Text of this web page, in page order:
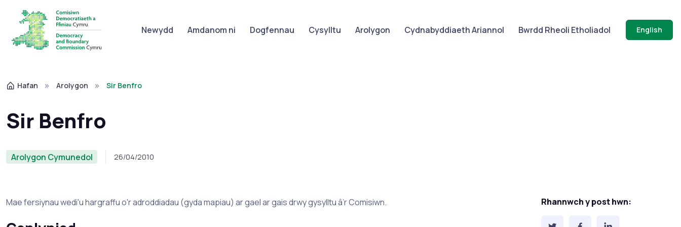
Newydd Amdanom ni Dogfennau Cysylltu Arolygon Cydnabyddiaeth Ariannol Bwrdd Rheoli Etholiadol English
Hafan Arolygon Sir Benfro
Sir Benfro
Arolygon Cymunedol 26/04/2010
Mae fersiynau wedi'u hargraffu o'r adroddiadau (gyda mapiau) ar gael ar gais drwy gysylltu â’r Comisiwn. Rhannwch y post hwn: